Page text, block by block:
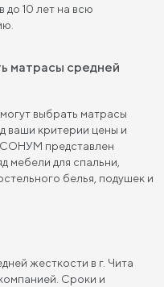
Жесткие матрасы 90х200
до 10 лет на всю
выбрать матрасы
ваши критерии цены и
представлен
мебели для спальни,
белья, подушек и
жесткости в г. Чита
Сроки и